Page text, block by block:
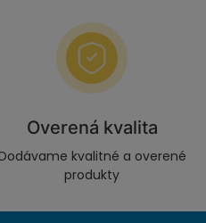
Overená kvalita
kvalitné a overené
produkty